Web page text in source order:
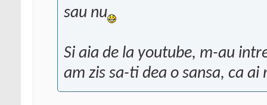
sau nu
Si aia de la youtube, m-au
am zis sa-ti dea o sansa, ca